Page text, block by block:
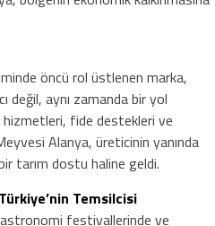
öncü rol üstlenen marka,
değil, aynı zamanda bir yol
hizmetleri, fide destekleri ve
Alanya, üreticinin yanında
tarım dostu haline geldi.
Temsilcisi
festivallerinde ve